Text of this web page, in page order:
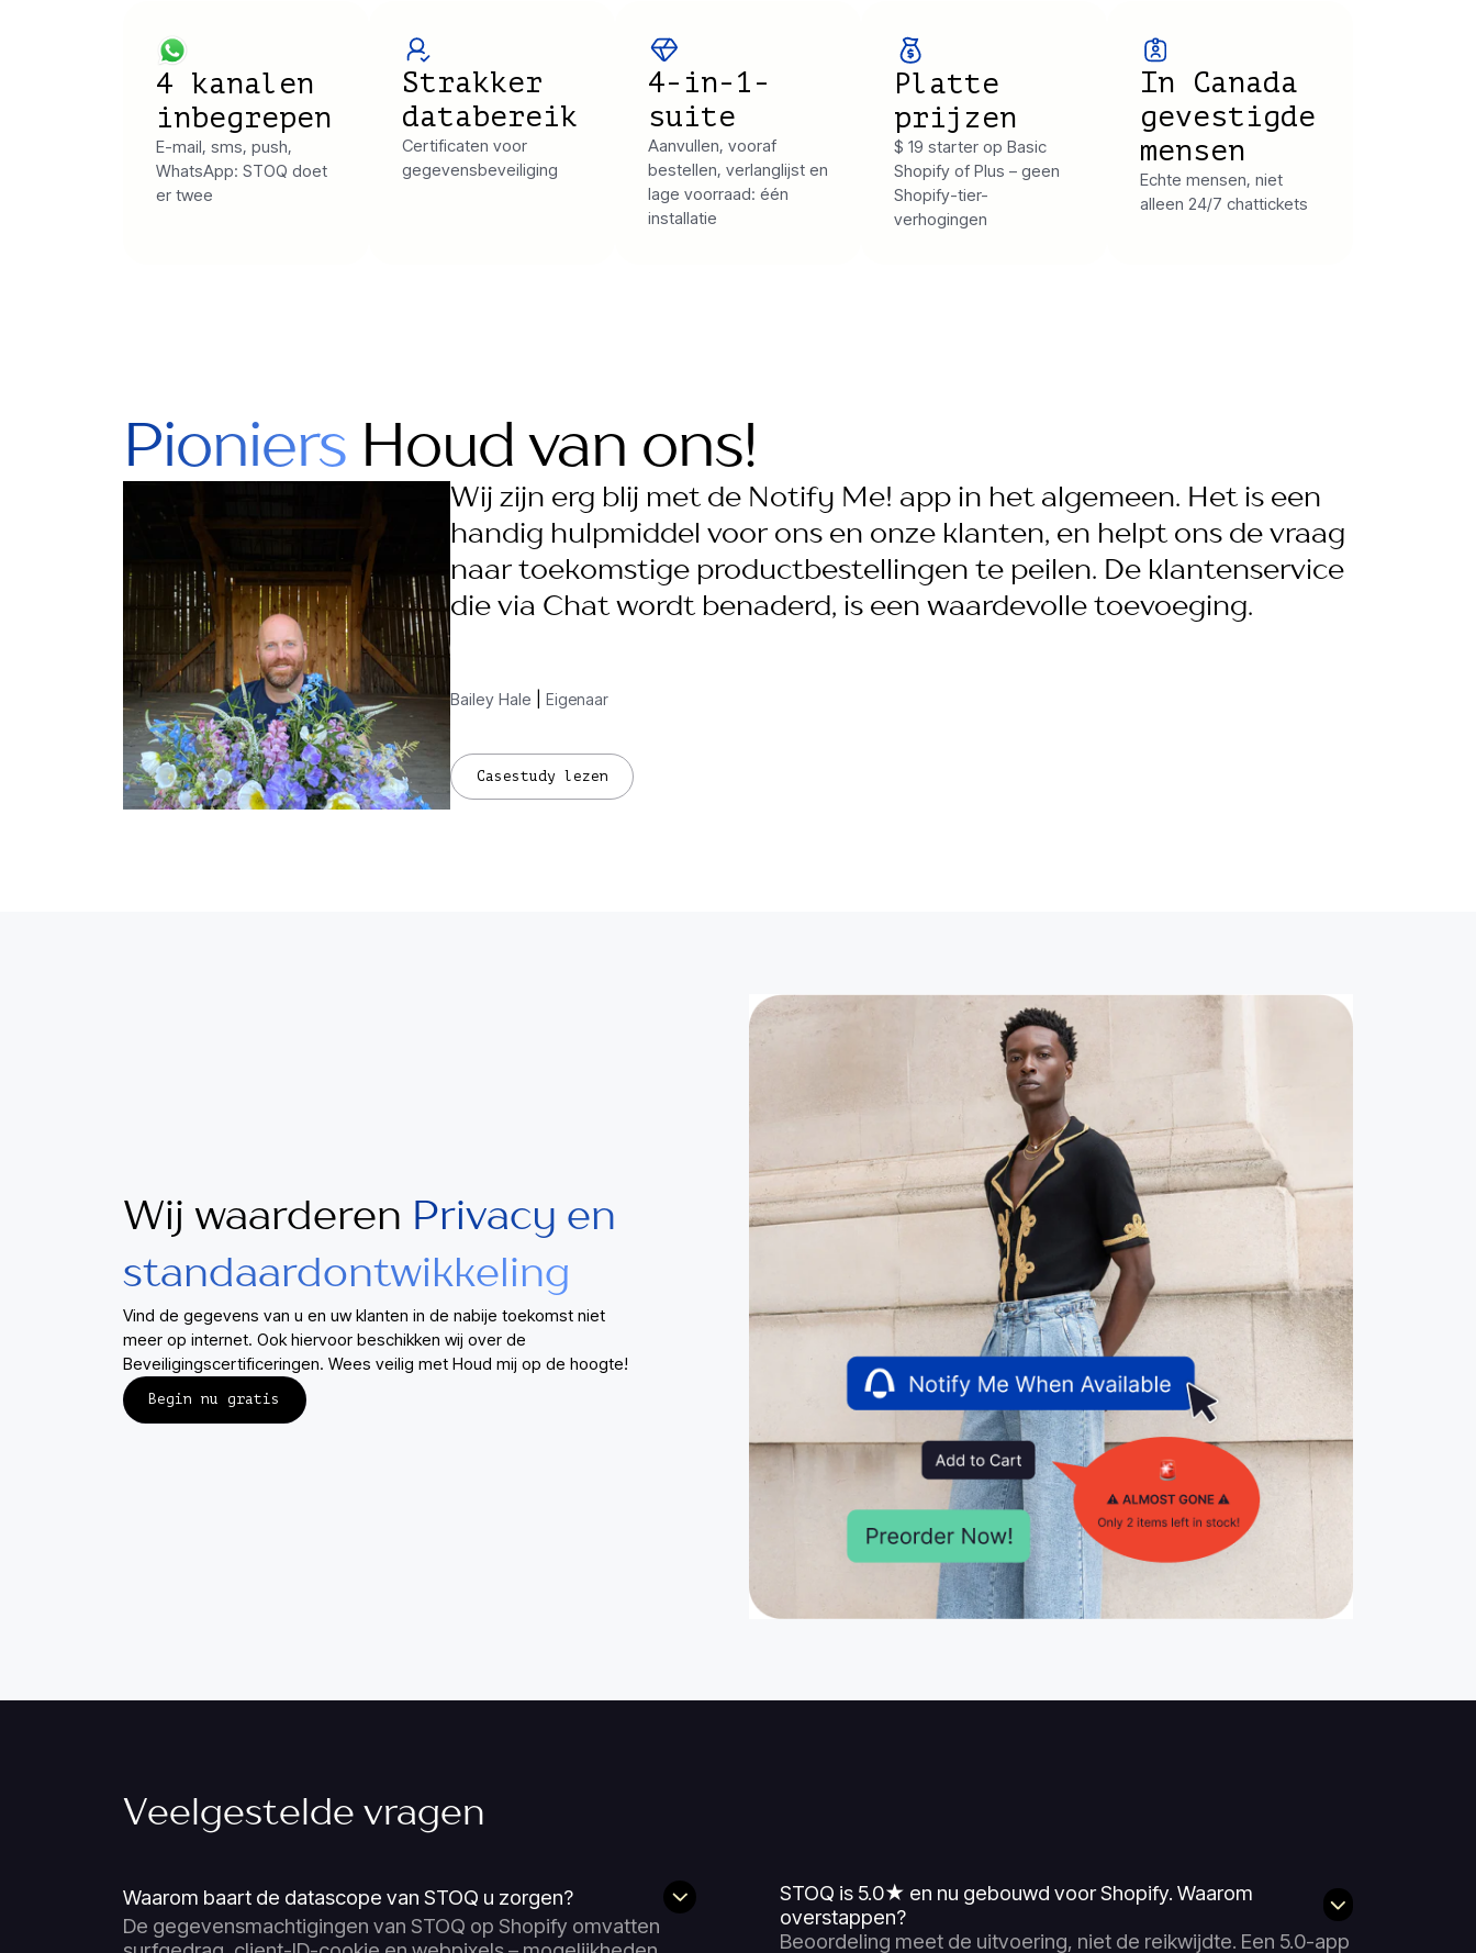
4 kanalen
inbegrepen
E-mail, sms, push,
WhatsApp: STOQ doet
er twee
Strakker
databereik
Certificaten voor
gegevensbeveiliging
4-in-1-
suite
Aanvullen, vooraf
bestellen, verlanglijst en
lage voorraad: één
installatie
Platte
prijzen
$ 19 starter op Basic
Shopify of Plus – geen
Shopify-tier-
verhogingen
In Canada
gevestigde
mensen
Echte mensen, niet
alleen 24/7 chattickets
Pioniers Houd van ons!
Wij zijn erg blij met de Notify Me! app in het algemeen. Het is een
handig hulpmiddel voor ons en onze klanten, en helpt ons de vraag
naar toekomstige productbestellingen te peilen. De klantenservice
die via Chat wordt benaderd, is een waardevolle toevoeging.
Bailey Hale Eigenaar
Casestudy lezen
Wij waarderen Privacy en
standaardontwikkeling
Vind de gegevens van u en uw klanten in de nabije toekomst niet
meer op internet. Ook hiervoor beschikken wij over de
Beveiligingscertificeringen. Wees veilig met Houd mij op de hoogte!
Begin nu gratis
Veelgestelde vragen
Waarom baart de datascope van STOQ u zorgen?
De gegevensmachtigingen van STOQ op Shopify omvatten
STOQ is 5.0★ en nu gebouwd voor Shopify. Waarom
overstappen?
Beoordeling meet de uitvoering, niet de reikwijdte. Een 5.0-app